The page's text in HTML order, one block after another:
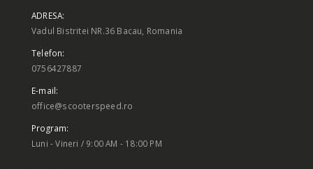
ADRESA:
Vadul Bistritei NR.36 Bacau, Romania
Telefon:
0756427887
E-mail:
office@scooterspeed.ro
Program:
Luni - Vineri / 9:00 AM - 18:00 PM